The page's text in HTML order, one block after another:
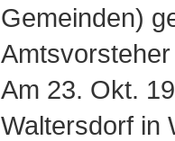
Gemeinden)
Am 23. Okt.
Waltersdorf in